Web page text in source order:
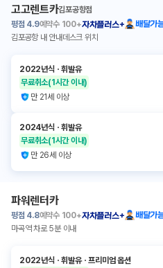
고고렌트카김포공항점
평점 4.9예약수 100+자차플러스+ 배달가
김포공항 내 안내데스크 위치
2022년식 ㆍ휘발유
무료취소(1시간 이내)
만 21세 이상
2024년식 ㆍ휘발유
무료취소(1시간 이내)
만 26세 이상
파워렌터카
평점 4.8예약수 100+자차플러스+
배달가
마곡역 차로 5분 이내
2022년식 ㆍ휘발유ㆍ프리미엄 옵션